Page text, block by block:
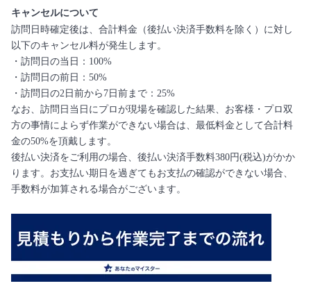
キャンセルについて
訪問日時確定後は、合計料金（後払い決済手数料を除く）に対し
以下のキャンセル料が発生します。
・訪問日の当日：100%
・訪問日の前日：50%
・訪問日の2日前から7日前まで：25%
なお、訪問日当日にプロが現場を確認した結果、お客様・プロ双
方の事情によらず作業ができない場合は、最低料金として合計料
金の50%を頂戴します。
後払い決済をご利用の場合、後払い決済手数料380円(税込)がかか
ります。お支払い期日を過ぎてもお支払の確認ができない場合、
手数料が加算される場合がございます。